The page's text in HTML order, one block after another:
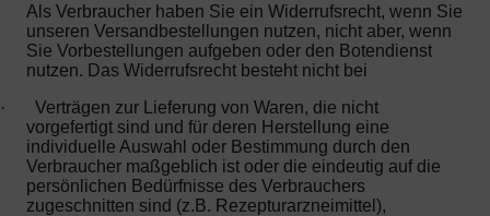
Als Verbraucher haben Sie ein Widerrufsrecht, wenn Sie
unseren Versandbestellungen nutzen, nicht aber, wenn
Sie Vorbestellungen aufgeben oder den Botendienst
nutzen. Das Widerrufsrecht besteht nicht bei
·
Verträgen zur Lieferung von Waren, die nicht
vorgefertigt sind und für deren Herstellung eine
individuelle Auswahl oder Bestimmung durch den
Verbraucher maßgeblich ist oder die eindeutig auf die
persönlichen Bedürfnisse des Verbrauchers
zugeschnitten sind (z.B. Rezepturarzneimittel),